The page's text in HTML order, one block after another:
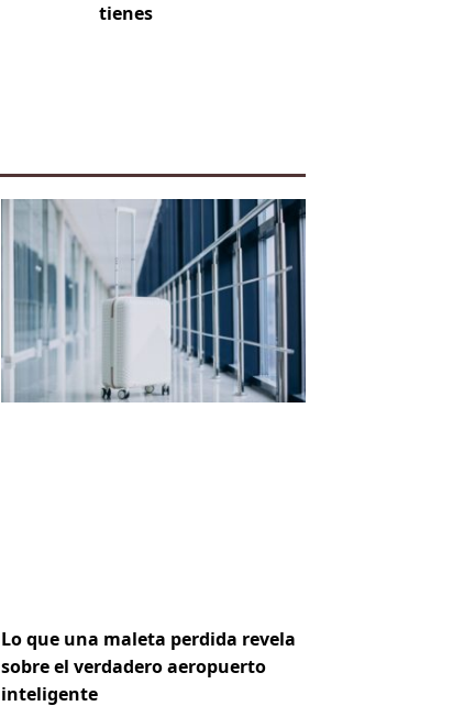
tienes
Lo que una maleta perdida revela
sobre el verdadero aeropuerto
inteligente